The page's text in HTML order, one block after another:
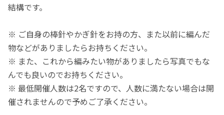
結構です。
※ ご自身の棒針やかぎ針をお持の方、また以前に編んだ
物などがありましたらお持ちください。
※ また、これから編みたい物がありましたら写真でもな
んでも良いのでお持ちください。
※ 最低開催人数は2名ですので、人数に満たない場合は開
催されませんので予めご了承ください。